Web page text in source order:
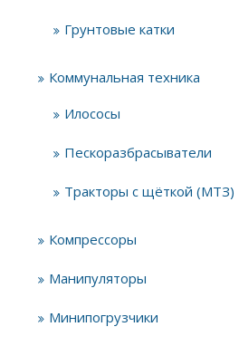
Грунтовые катки
Коммунальная техника
Илососы
Пескоразбрасыватели
Тракторы с щёткой (МТЗ)
Компрессоры
Манипуляторы
Минипогрузчики